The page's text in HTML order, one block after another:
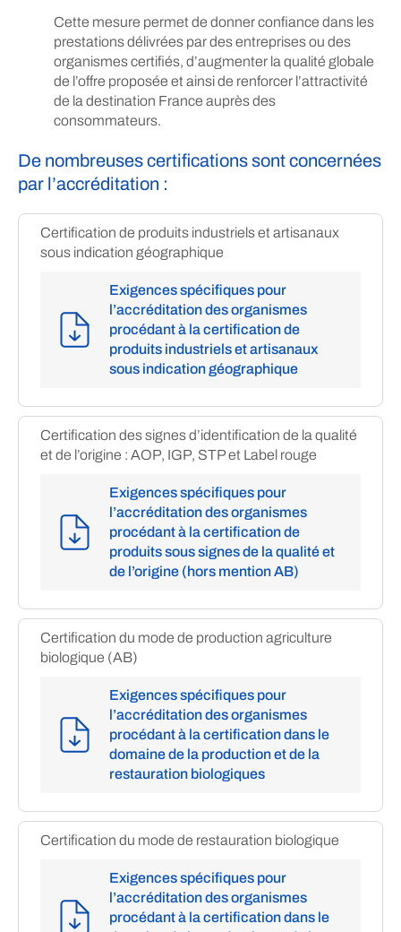
Cette mesure permet de donner confiance dans les
prestations délivrées par des entreprises ou des
organismes certifiés, d’augmenter la qualité globale
de l’offre proposée et ainsi de renforcer l’attractivité
de la destination France auprès des
consommateurs.
De nombreuses certifications sont concernées
par l’accréditation :
Certification de produits industriels et artisanaux
sous indication géographique
Exigences spécifiques pour
l’accréditation des organismes
procédant à la certification de
produits industriels et artisanaux
sous indication géographique
Certification des signes d’identification de la qualité
et de l’origine : AOP, IGP, STP et Label rouge
Exigences spécifiques pour
l’accréditation des organismes
procédant à la certification de
produits sous signes de la qualité et
de l’origine (hors mention AB)
Certification du mode de production agriculture
biologique (AB)
Exigences spécifiques pour
l’accréditation des organismes
procédant à la certification dans le
domaine de la production et de la
restauration biologiques
Certification du mode de restauration biologique
Exigences spécifiques pour
l’accréditation des organismes
procédant à la certification dans le